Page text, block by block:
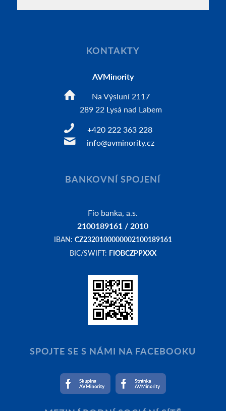
KONTAKTY
AVMinority
Na Výsluní 2117
289 22 Lysá nad Labem
+420 222 363 228
info@avminority.cz
BANKOVNÍ SPOJENÍ
Fio banka, a.s.
2100189161 / 2010
IBAN: CZ2320100000002100189161
BIC/SWIFT: FIOBCZPPXXX
SPOJTE SE S NÁMI NA FACEBOOKU